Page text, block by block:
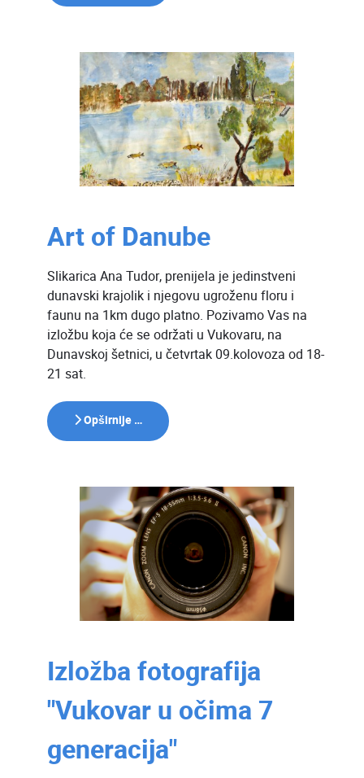
Art of Danube
Slikarica Ana Tudor, prenijela je jedinstveni
dunavski krajolik i njegovu ugroženu floru i
faunu na 1km dugo platno. Pozivamo Vas na
izložbu koja će se održati u Vukovaru, na
Dunavskoj šetnici, u četvrtak 09.kolovoza od 18-
21 sat.
Opširnije …
Izložba fotografija
"Vukovar u očima 7
generacija"